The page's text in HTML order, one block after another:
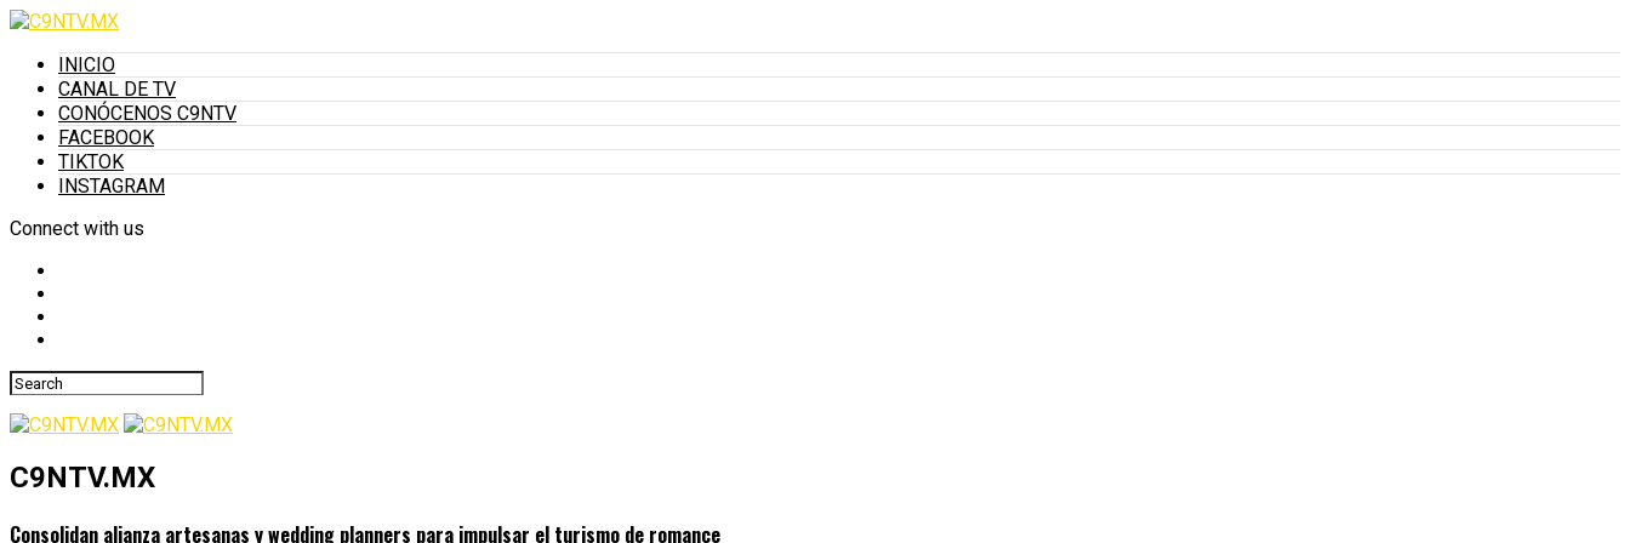
INICIO
CANAL DE TV
CONÓCENOS C9NTV
FACEBOOK
TIKTOK
INSTAGRAM
Connect with us
C9NTV.MX
Consolidan alianza artesanas y wedding planners para impulsar el turismo de romance